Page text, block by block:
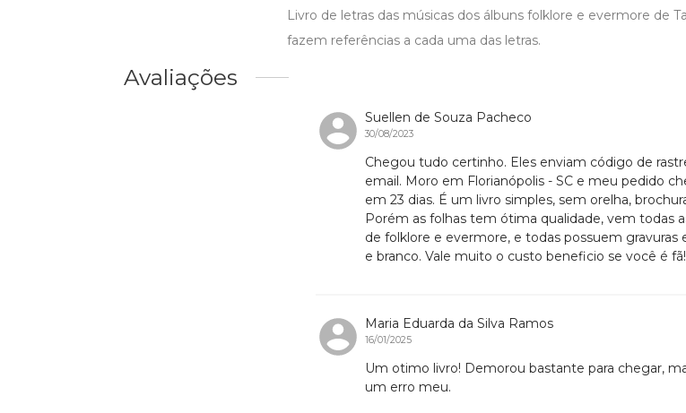
Livro de letras das músicas dos álbuns folklore e evermore de
fazem referências a cada uma das letras.
Avaliações
Suellen de Souza Pacheco
30/08/2023
Chegou tudo certinho. Eles enviam código de
email. Moro em Florianópolis - SC e meu pedido
em 23 dias. É um livro simples, sem orelha,
Porém as folhas tem ótima qualidade, vem todas
de folklore e evermore, e todas possuem gravuras
e branco. Vale muito o custo beneficio se você é fã!
Maria Eduarda da Silva Ramos
16/01/2025
Um otimo livro! Demorou bastante para chegar,
um erro meu.